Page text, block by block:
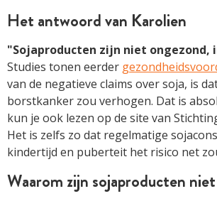
Het antwoord van Karolien
"Sojaproducten zijn niet ongezond,
Studies tonen eerder
van de negatieve claims over soja, is
borstkanker zou verhogen. Dat is
kun je ook lezen op de site van
Het is zelfs zo dat regelmatige
kindertijd en puberteit het risico net
Waarom zijn sojaproducten